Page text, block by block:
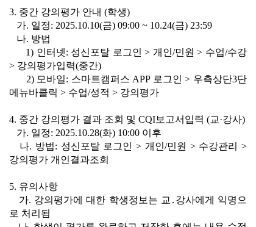
3. 중간 강의평가 안내 (학생)
가. 일정: 2025.10.10(금) 09:00 ~ 10.24(금) 23:59
나. 방법
1) 인터넷: 성신포탈 로그인 > 개인/민원 > 수업/수강
> 강의평가입력(중간)
2) 모바일: 스마트캠퍼스 APP 로그인 > 우측상단3단
메뉴바클릭 > 수업/성적 > 강의평가
4. 중간 강의평가 결과 조회 및 CQI보고서입력 (교·강사)
가. 일정: 2025.10.28(화) 10:00 이후
나. 방법: 성신포탈 로그인 > 개인/민원 > 수강관리 >
강의평가 개인결과조회
5. 유의사항
가. 강의평가에 대한 학생정보는 교․강사에게 익명으
로 처리됨